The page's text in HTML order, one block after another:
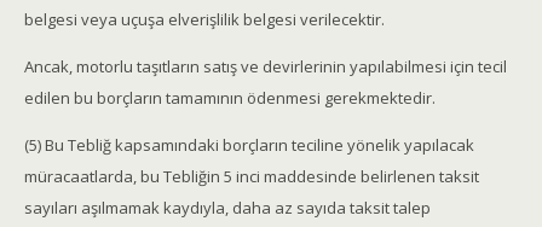
belgesi veya uçuşa elverişlilik belgesi verilecektir.
Ancak, motorlu taşıtların satış ve devirlerinin yapılabilmesi için tecil
edilen bu borçların tamamının ödenmesi gerekmektedir.
(5) Bu Tebliğ kapsamındaki borçların teciline yönelik yapılacak
müracaatlarda, bu Tebliğin 5 inci maddesinde belirlenen taksit
sayıları aşılmamak kaydıyla, daha az sayıda taksit talep